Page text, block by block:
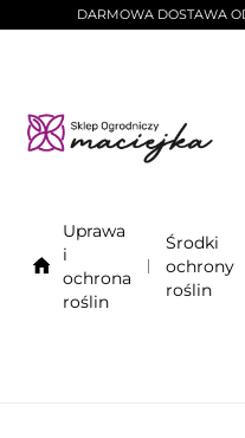
DARMOWA DOSTAWA
Uprawa
i
ochrona
roślin
Środki
ochrony
roślin